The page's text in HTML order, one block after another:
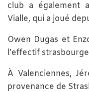
club a également
Vialle, qui a joué
Owen Dugas et
l’effectif
À Valenciennes,
provenance de